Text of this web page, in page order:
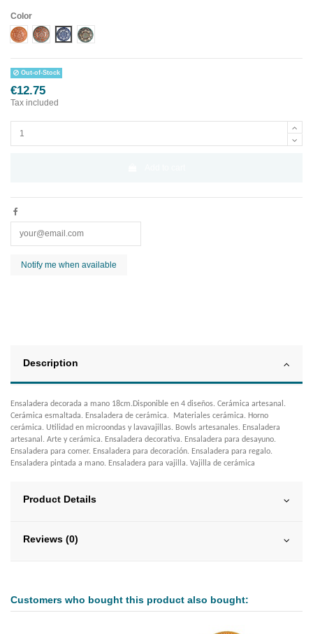
Color
Diseño 1Diseño 2Diseño 3Diseño 4
Out-of-Stock
€12.75
Tax included
Description
Ensaladera decorada a mano 18cm.Disponible en 4 diseños. Cerámica artesanal.
Cerámica esmaltada. Ensaladera de cerámica. Materiales cerámica. Horno
cerámica. Utilidad en microondas y lavavajillas. Bowls artesanales. Ensaladera
artesanal. Arte y cerámica. Ensaladera decorativa. Ensaladera para desayuno.
Ensaladera para comer. Ensaladera para decoración. Ensaladera para regalo.
Ensaladera pintada a mano. Ensaladera para vajilla. Vajilla de cerámica
Product Details
Reviews (0)
Customers who bought this product also bought: